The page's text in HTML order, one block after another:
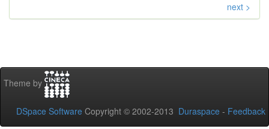
next >
Theme by
DSpace Software Copyright © 2002-2013 Duraspace - Feedback